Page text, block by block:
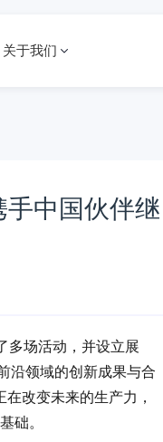
关于我们
中国伙伴继
多场活动，并设立展
沿领域的创新成果与合
改变未来的生产力，
础。